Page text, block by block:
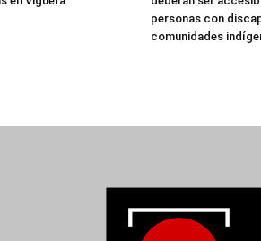
personas con
comunidades